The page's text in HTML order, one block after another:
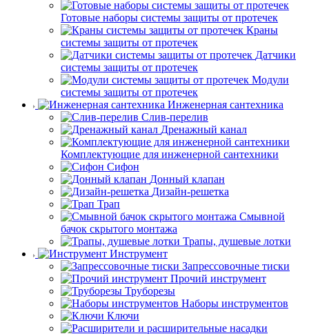
Готовые наборы системы защиты от протечек
Краны
системы защиты от протечек
Датчики
системы защиты от протечек
Модули
системы защиты от протечек
Инженерная сантехника
Слив-перелив
Дренажный канал
Комплектующие для инженерной сантехники
Сифон
Донный клапан
Дизайн-решетка
Трап
Смывной
бачок скрытого монтажа
Трапы, душевые лотки
Инструмент
Запрессовочные тиски
Прочий инструмент
Труборезы
Наборы инструментов
Ключи